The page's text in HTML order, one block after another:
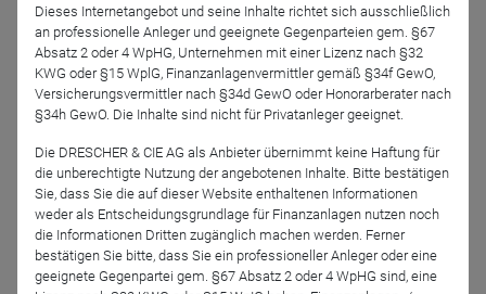
Wieland Staud
Staud Research GmbH
für Greiff capital
Moderation
Dieses Internetangebot und seine Inhalte richtet sich ausschließlich
an professionelle Anleger und geeignete Gegenparteien gem. §67
Absatz 2 oder 4 WpHG, Unternehmen mit einer Lizenz nach §32
KWG oder §15 WplG, Finanzanlagenvermittler gemäß §34f GewO,
Versicherungsvermittler nach §34d GewO oder Honorarberater nach
§34h GewO. Die Inhalte sind nicht für Privatanleger geeignet.
Die DRESCHER & CIE AG als Anbieter übernimmt keine Haftung für
die unberechtigte Nutzung der angebotenen Inhalte. Bitte bestätigen
Sie, dass Sie die auf dieser Website enthaltenen Informationen
weder als Entscheidungsgrundlage für Finanzanlagen nutzen noch
die Informationen Dritten zugänglich machen werden. Ferner
bestätigen Sie bitte, dass Sie ein professioneller Anleger oder eine
geeignete Gegenpartei gem. §67 Absatz 2 oder 4 WpHG sind, eine